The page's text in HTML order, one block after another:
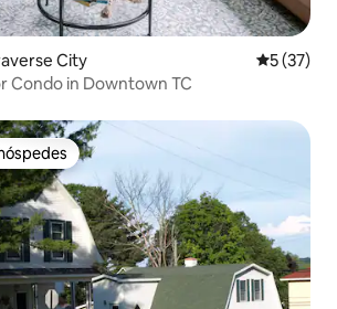
City 5 de uma
5 (37)
Condo in Downtown TC
preferidos dos hóspedes